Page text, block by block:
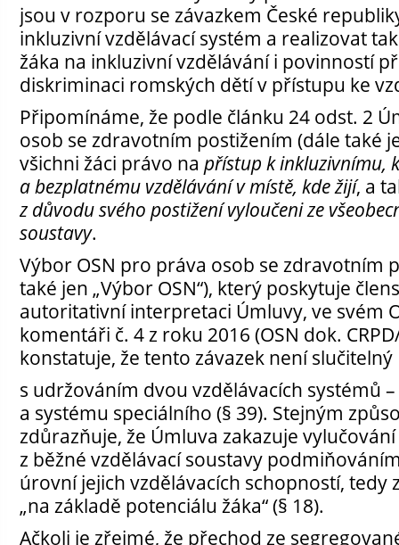
jsou v rozporu se závazkem České
inkluzivní vzdělávací systém a realizovat
žáka na inkluzivní vzdělávání i povinností
diskriminaci romských dětí v přístupu ke
Připomínáme, že podle článku 24 odst. 2
osob se zdravotním postižením (dále také
všichni žáci právo na přístup k inkluzivnímu,
a bezplatnému vzdělávání v místě, kde žijí, a
z důvodu svého postižení vyloučeni ze
soustavy.
Výbor OSN pro práva osob se zdravotním
také jen „Výbor OSN“), který poskytuje
autoritativní interpretaci Úmluvy, ve svém
komentáři č. 4 z roku 2016 (OSN dok.
konstatuje, že tento závazek není slučitelný
s udržováním dvou vzdělávacích systémů
a systému speciálního (§ 39). Stejným
zdůrazňuje, že Úmluva zakazuje
z běžné vzdělávací soustavy
úrovní jejich vzdělávacích schopností, tedy
„na základě potenciálu žáka“ (§ 18).
Ačkoli je zřejmé, že přechod ze